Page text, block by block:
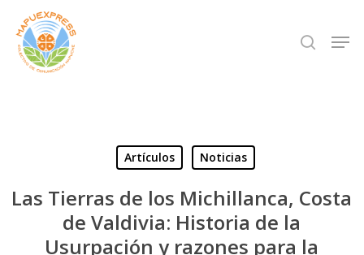
Skip
main
search
Artículos Noticias
Las Tierras de los Michillanca, Costa
de Valdivia: Historia de la
Usurpación y razones para la
Close